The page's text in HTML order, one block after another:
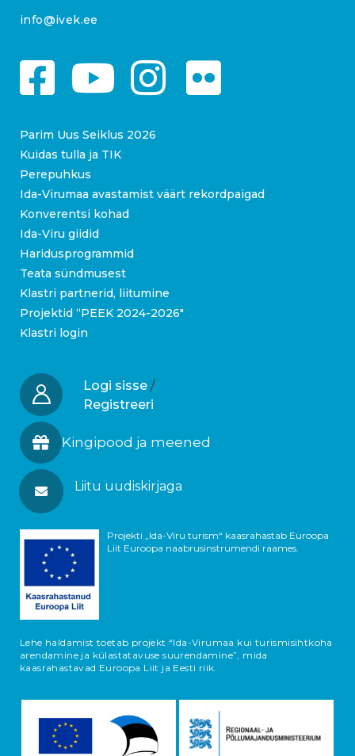
info@ivek.ee
Parim Uus Seiklus 2026
Kuidas tulla ja TIK
Perepuhkus
Ida-Virumaa avastamist väärt rekordpaigad
Konverentsi kohad
Ida-Viru giidid
Haridusprogrammid
Teata sündmusest
Klastri partnerid, liitumine
Projektid “PEEK 2024-2026″
Klastri login
Logi sisse /
Registreeri
Kingipood ja meened
Liitu uudiskirjaga
Projekti „Ida-Viru turism“ kaasrahastab Euroopa
Liit Euroopa naabrusinstrumendi raames.
Lehe haldamist toetab projekt “Ida-Virumaa kui turismisihtkoha
arendamine ja külastatavuse suurendamine”, mida
kaasrahastavad Euroopa Liit ja Eesti riik.